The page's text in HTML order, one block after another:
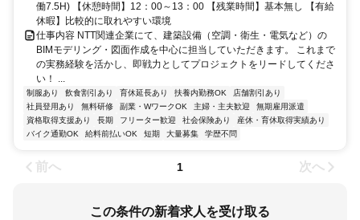
働7.5H) 【休憩時間】12：00～13：00 【残業時間】基本無し 【有給
休暇】比較的に取れやすい環境
仕事内容 NTT関連企業にて、建築設備（空調・衛生・電気など）の
BIMモデリング・図面作成を中心に担当していただきます。 これまで
の実務経験を活かし、即戦力としてプロジェクトをリードしてくださ
い！ ...
制服あり 飲食割引あり 育休延長あり 扶養内勤務OK
店舗割引あり
社員登用あり
無料研修 副業・WワークOK 主婦・主夫歓迎
無期雇用派遣
資格取得支援あり
長期 フリーター歓迎 社会保険あり
産休・育休取得実績あり
バイク通勤OK
給料前払いOK 短期 大量募集 学歴不問
前へ 1 次へ
この条件の新着求人を受け取る